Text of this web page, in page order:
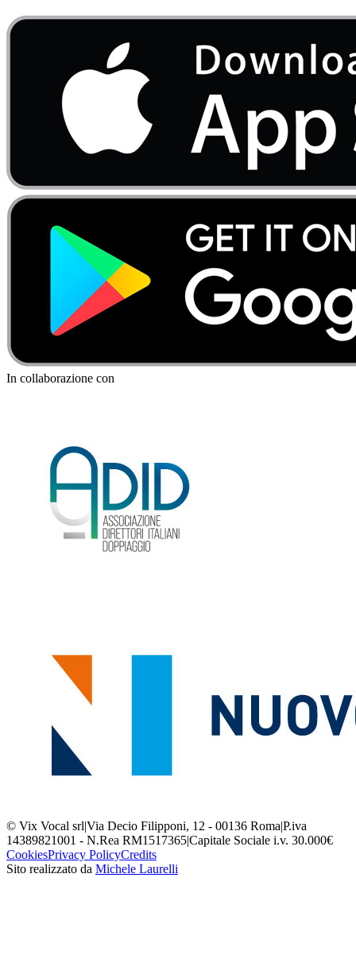
In collaborazione con
© Vix Vocal srl|Via Decio Filipponi, 12 - 00136 Roma|P.iva
14389821001 - N.Rea RM1517365|Capitale Sociale i.v. 30.000€
CookiesPrivacy PolicyCredits
Sito realizzato da Michele Laurelli